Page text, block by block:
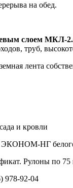
на обед.
слоем МКЛ-
труб,
лента
и кровли
ЭКОНОМ-НГ
Рулоны по
978-92-04